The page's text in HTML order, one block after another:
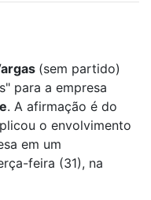
(sem partido)
para a empresa
. A afirmação é do
o envolvimento
em um
feira (31), na